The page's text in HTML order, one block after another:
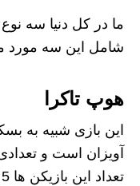
ما در کل دنیا سه
شامل این سه مورد
هوپ تاکرا
این بازی شبیه به
آویزان است و